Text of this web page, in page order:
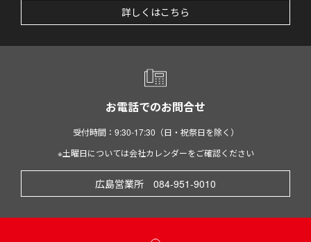
詳しくはこちら
お電話でのお問合せ
受付時間：9:30-17:30（日・祝祭日を除く）
※土曜日については会社カレンダーをご確認ください
広島営業所 084-951-9010